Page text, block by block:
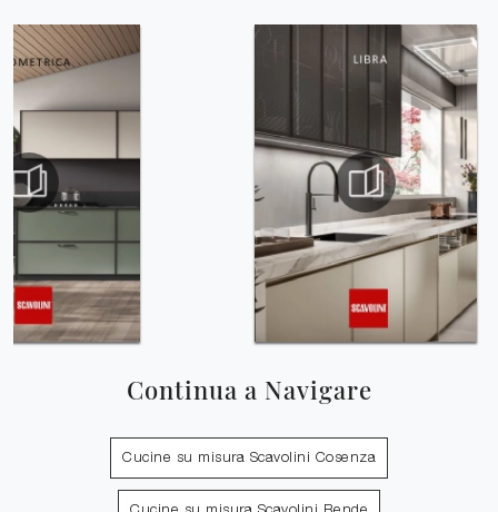
Continua a Navigare
Cucine su misura Scavolini Cosenza